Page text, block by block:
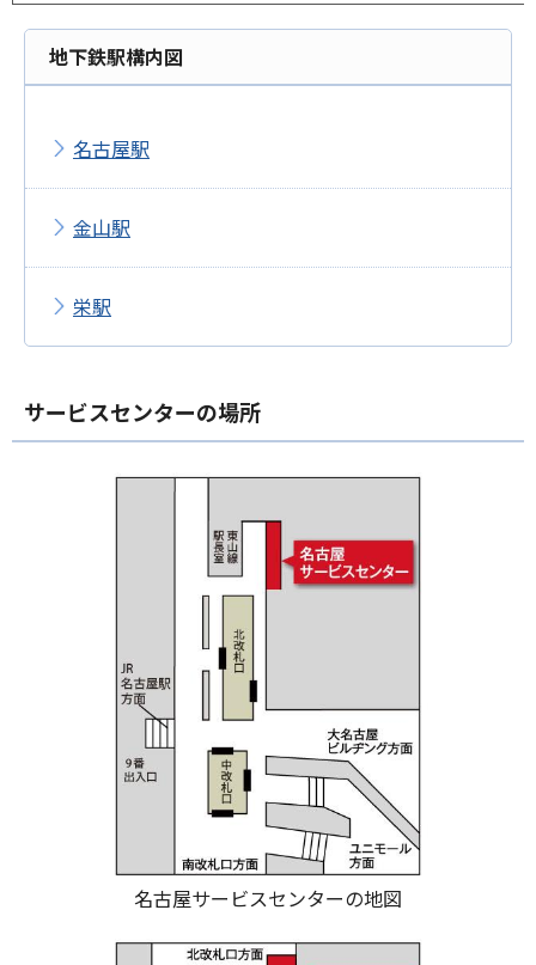
地下鉄駅構内図
名古屋駅
金山駅
栄駅
サービスセンターの場所
名古屋サービスセンターの地図